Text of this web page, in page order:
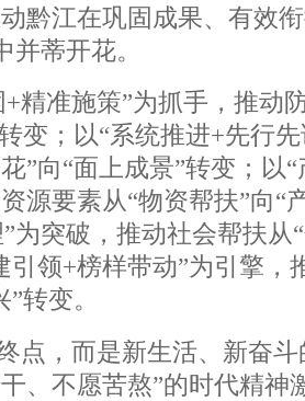
黔江在巩固成果、有效
蒂开花。
+精准施策”为抓手，推动
变；以“系统推进+先行
”向“面上成景”转变；以
源要素从“物资帮扶”向“
为突破，推动社会帮扶从
引领+榜样带动”为引擎，
转变。
点，而是新生活、新奋
、不愿苦熬”的时代精神